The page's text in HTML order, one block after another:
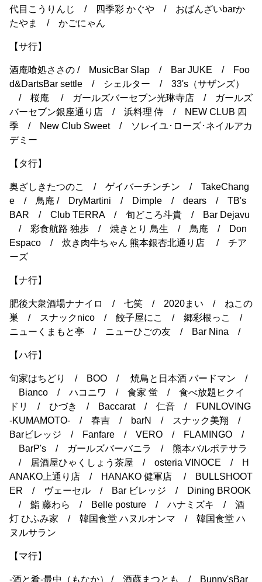
代目こうりんじ / 四季彩 かぐや / おばんざいbarか
たやま / かごにゃん
【サ行】
酒庵喰処ささの / MusicBar Slap / Bar JUKE / Foo
d&DartsBar settle / シェルター / 33's（サザンズ）
/ 桜庵 / ガールズバーセブン光琳寺店 / ガールズ
バーセブン銀座通り店 / 浜料理 侍 / NEW CLUB 四
季 / New Club Sweet / ソレイユ･ローズ･ネイルアカ
デミー
【タ行】
奥ざしきたつのこ / ゲイバーチンチン / TakeChang
e / 鳥庵 / DryMartini / Dimple / dears / TB's
BAR / Club TERRA / 旬どころ斗貴 / Bar Dejavu
/ 彩食航路 独歩 / 焼きとり 鳥生 / 鳥庵 / Don
Espaco / 炊き肉牛ちゃん 熊本銀杏北通り店 / チア
ーズ
【ナ行】
肥後大衆酒場ナナイロ / 七笑 / 2020まい / ねこの
巣 / スナックnico / 餃子屋にこ / 郷彩根っこ /
ニューくまもと亭 / ニューひごの友 / Bar Nina /
【ハ行】
旬家はちどり / BOO / 焼鳥と日本酒 バードマン /
Bianco / ハコニワ / 食家 蛍 / 食べ放題ヒクイ
ドリ / ひづき / Baccarat / 仁音 / FUNLOVING
-KUMAMOTO- / 春吉 / barN / スナック美翔 /
Barビレッジ / Fanfare / VERO / FLAMINGO /
BarP's / ガールズバーバニラ / 熊本バルポテサラ
/ 居酒屋ひゃくしょう茶屋 / osteria VINOCE / H
ANAKO上通り店 / HANAKO 健軍店 / BULLSHOOT
ER / ヴェーセル / Bar ビレッジ / Dining BROOK
/ 鮨 藤わら / Belle posture / ハナミズキ / 酒
灯 ひふみ家 / 韓国食堂 ハヌルオンマ / 韓国食堂 ハ
ヌルサラン
【マ行】
-酒と肴-最中（もなか） / 酒蔵まつとも / Bunny'sBar